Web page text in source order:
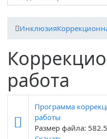
Инклюзия
работа
Программа
работы
Размер файла: